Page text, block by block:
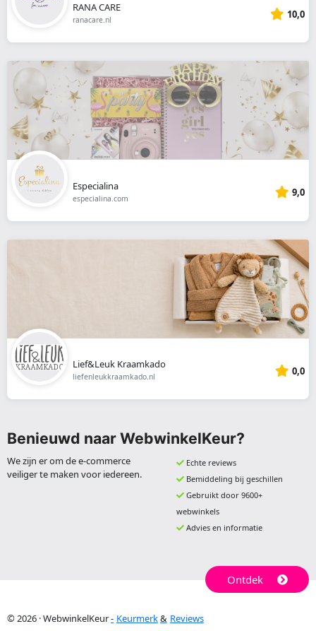
RANA CARE
ranacare.nl 10,0
Especialina
especialina.com 9,0
Lief&Leuk Kraamkado
liefenleukkraamkado.nl 0,0
Benieuwd naar WebwinkelKeur?
We zijn er om de e-commerce
veiliger te maken voor iedereen.
Echte reviews
Bemiddeling bij geschillen
Gebruikt door 9600+
webwinkels
Advies en informatie
Ontdek
© 2026 · WebwinkelKeur Keurmerk Reviews